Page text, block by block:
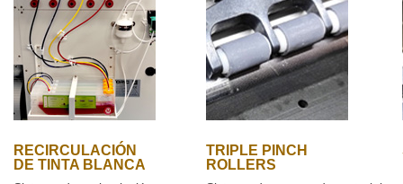
RECIRCULACIÓN
DE TINTA BLANCA
TRIPLE PINCH
ROLLERS